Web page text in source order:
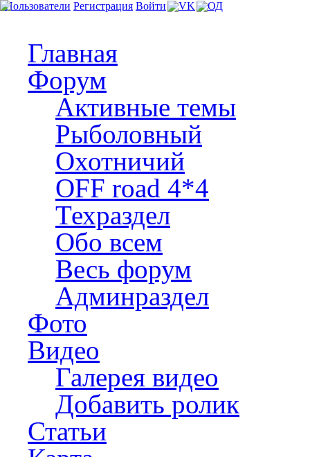
Пользователи Регистрация Войти
Главная
Форум
Активные темы
Рыболовный
Охотничий
OFF road 4*4
Техраздел
Обо всем
Весь форум
Админраздел
Фото
Видео
Галерея видео
Добавить ролик
Статьи